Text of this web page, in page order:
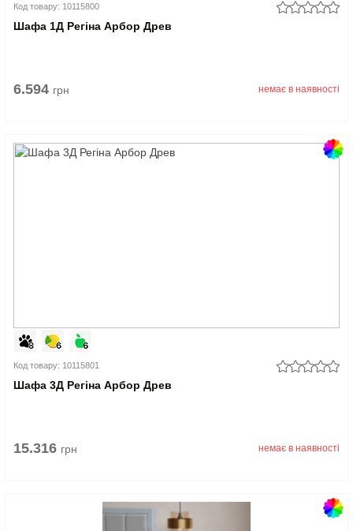
Код товару: 10115800
Шафа 1Д Регіна Арбор Древ
6.594 грн немає в наявності
Код товару: 10115801
Шафа 3Д Регіна Арбор Древ
15.316 грн немає в наявності